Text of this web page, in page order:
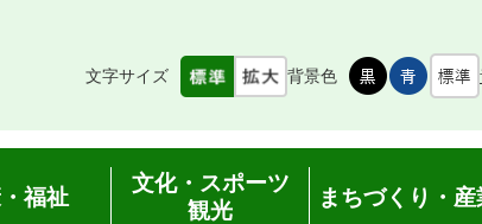
文字サイズ 背景色
福祉
文化・スポーツ
観光
まちづくり・産